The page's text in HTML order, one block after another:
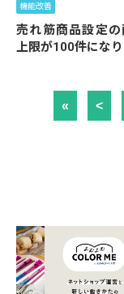
機能改善
売れ筋商品設定の
上限が100件になり
« <